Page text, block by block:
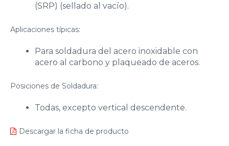
(SRP) (sellado al vacío).
Aplicaciones típicas:
Para soldadura del acero inoxidable con
acero al carbono y plaqueado de aceros.
Posiciones de Soldadura:
Todas, excepto vertical descendente.
Descargar la ficha de producto